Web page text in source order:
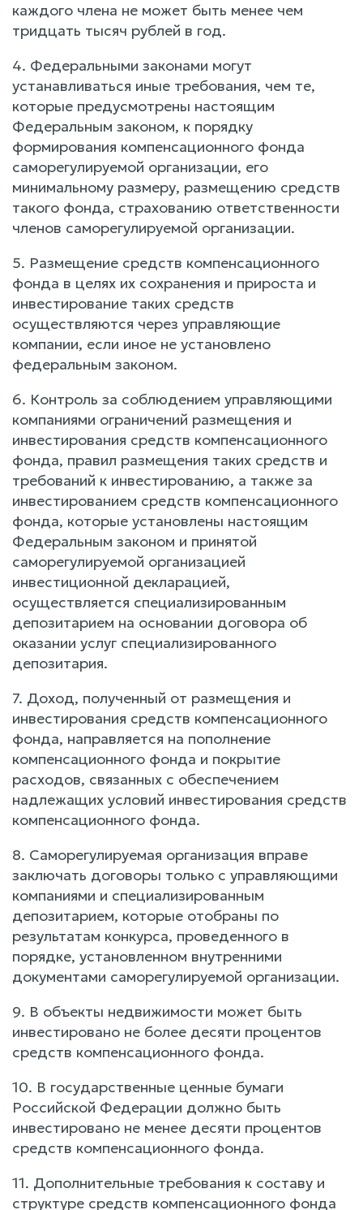
каждого члена не может быть менее чем
тридцать тысяч рублей в год.
4. Федеральными законами могут
устанавливаться иные требования, чем те,
которые предусмотрены настоящим
Федеральным законом, к порядку
формирования компенсационного фонда
саморегулируемой организации, его
минимальному размеру, размещению средств
такого фонда, страхованию ответственности
членов саморегулируемой организации.
5. Размещение средств компенсационного
фонда в целях их сохранения и прироста и
инвестирование таких средств
осуществляются через управляющие
компании, если иное не установлено
федеральным законом.
6. Контроль за соблюдением управляющими
компаниями ограничений размещения и
инвестирования средств компенсационного
фонда, правил размещения таких средств и
требований к инвестированию, а также за
инвестированием средств компенсационного
фонда, которые установлены настоящим
Федеральным законом и принятой
саморегулируемой организацией
инвестиционной декларацией,
осуществляется специализированным
депозитарием на основании договора об
оказании услуг специализированного
депозитария.
7. Доход, полученный от размещения и
инвестирования средств компенсационного
фонда, направляется на пополнение
компенсационного фонда и покрытие
расходов, связанных с обеспечением
надлежащих условий инвестирования средств
компенсационного фонда.
8. Саморегулируемая организация вправе
заключать договоры только с управляющими
компаниями и специализированным
депозитарием, которые отобраны по
результатам конкурса, проведенного в
порядке, установленном внутренними
документами саморегулируемой организации.
9. В объекты недвижимости может быть
инвестировано не более десяти процентов
средств компенсационного фонда.
10. В государственные ценные бумаги
Российской Федерации должно быть
инвестировано не менее десяти процентов
средств компенсационного фонда.
11. Дополнительные требования к составу и
структуре средств компенсационного фонда